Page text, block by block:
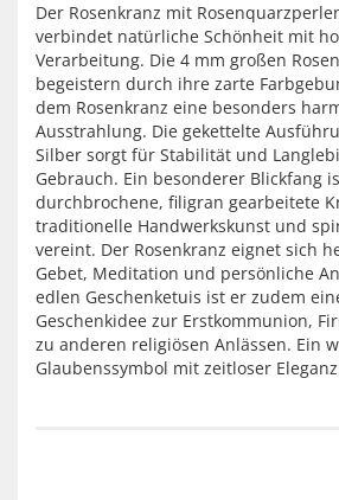
Der Rosenkranz mit
verbindet natürliche Schönheit mit
Verarbeitung. Die 4 mm großen
begeistern durch ihre zarte
dem Rosenkranz eine besonders
Ausstrahlung. Die gekettelte
Silber sorgt für Stabilität und
Gebrauch. Ein besonderer Blickfang
durchbrochene, filigran gearbeitete
traditionelle Handwerkskunst und
vereint. Der Rosenkranz eignet sich
Gebet, Meditation und persönliche
edlen Geschenketuis ist er zudem
Geschenkidee zur Erstkommunion,
zu anderen religiösen Anlässen. Ein
Glaubenssymbol mit zeitloser